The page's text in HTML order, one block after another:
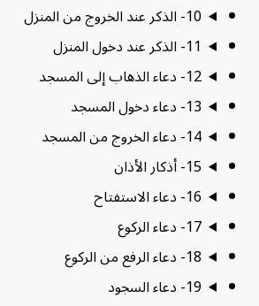
10- الذكر عند الخروج من المنزل
11- الذكر عند دخول المنزل
12- دعاء الذهاب إلى المسجد
13- دعاء دخول المسجد
14- دعاء الخروج من المسجد
15- أذكار الأذان
16- دعاء الاستفتاح
17- دعاء الركوع
18- دعاء الرفع من الركوع
19- دعاء السجود